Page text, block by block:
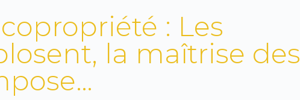
: Les
la maîtrise des